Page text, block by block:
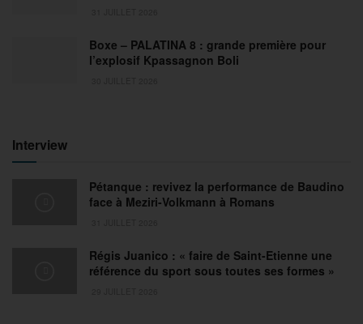
Boxe – PALATINA 8 : grande première pour
l’explosif Kpassagnon Boli
Interview
Pétanque : revivez la performance de Baudino
face à Meziri-Volkmann à Romans
Régis Juanico : « faire de Saint-Etienne une
référence du sport sous toutes ses formes »